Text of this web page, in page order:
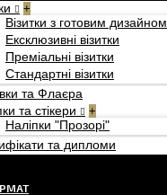
+
Візитки з готовим дизайном
Ексклюзивні візитки
Преміальні візитки
Стандартні візитки
та Флаєра
та стікери
+
Наліпки "Прозорі"
та дипломи